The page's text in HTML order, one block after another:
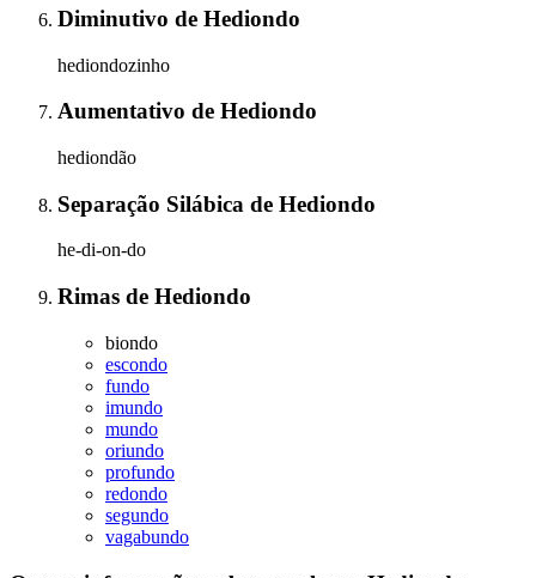
Diminutivo de Hediondo
hediondozinho
Aumentativo de Hediondo
hediondão
Separação Silábica de Hediondo
he-di-on-do
Rimas de Hediondo
biondo
escondo
fundo
imundo
mundo
oriundo
profundo
redondo
segundo
vagabundo